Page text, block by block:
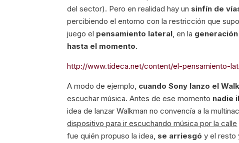
del sector). Pero en realidad hay un sinfín de
percibiendo el entorno con la restricción que
juego el pensamiento lateral, en la
hasta el momento.
http://www.tideca.net/content/el-pensamiento-
A modo de ejemplo, cuando Sony lanzo el
escuchar música. Antes de ese momento nadie
idea de lanzar Walkman no convencía a la
dispositivo para ir escuchando música por la calle
fue quién propuso la idea, se arriesgó y el resto